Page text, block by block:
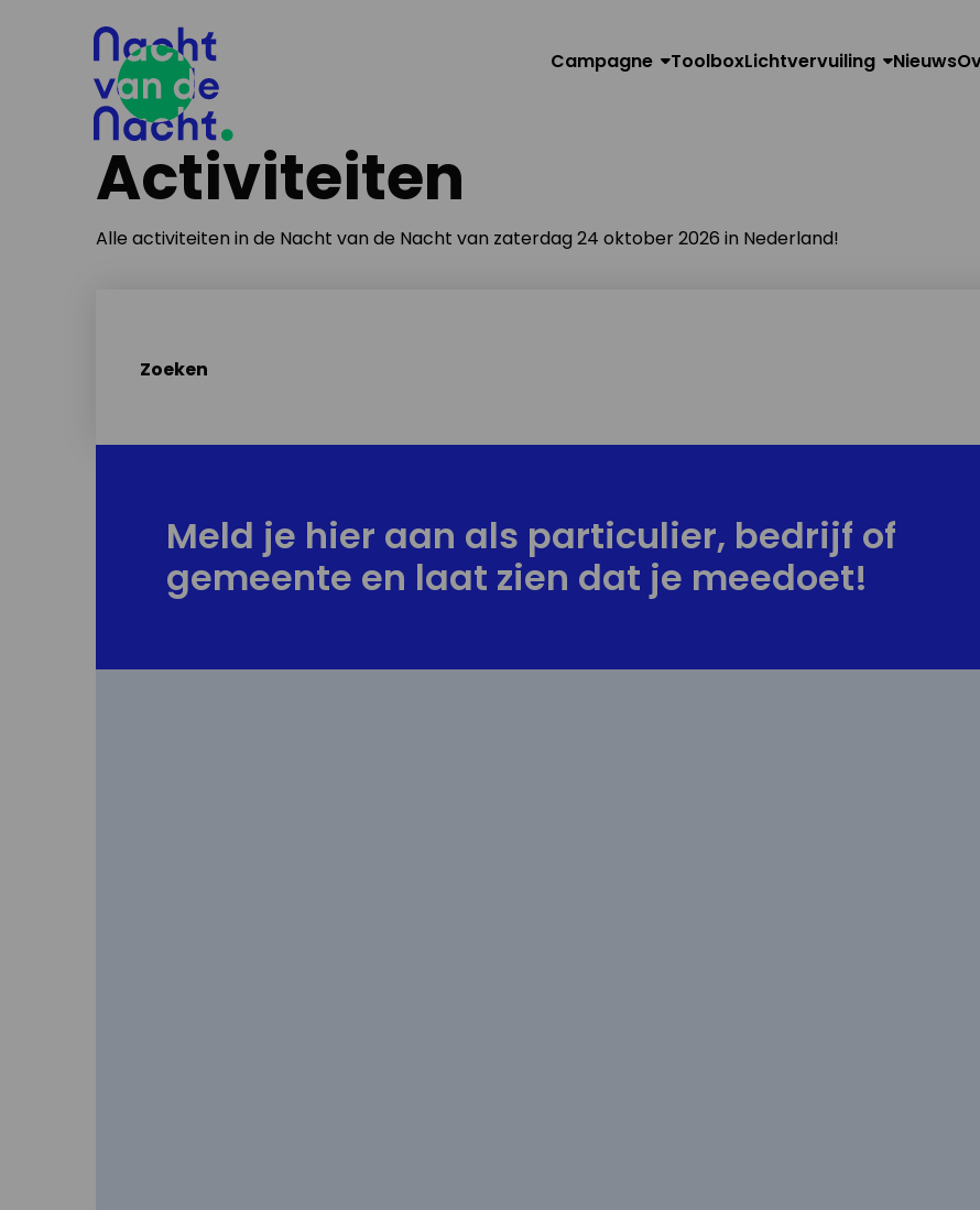
Campagne ToolboxLichtvervuiling Nieuws
Activiteiten
Alle activiteiten in de Nacht van de Nacht van zaterdag 24 oktober 2026 in Nederland!
Zoeken
Meld je hier aan als particulier, bedrijf of
gemeente en laat zien dat je meedoet!